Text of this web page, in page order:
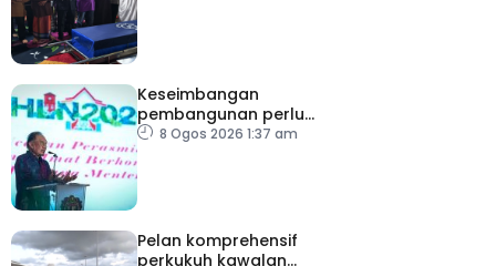
Keseimbangan
pembangunan perlu
ambil kira lokasi tumpuan
8 Ogos 2026 1:37 am
Pelan komprehensif
perkukuh kawalan